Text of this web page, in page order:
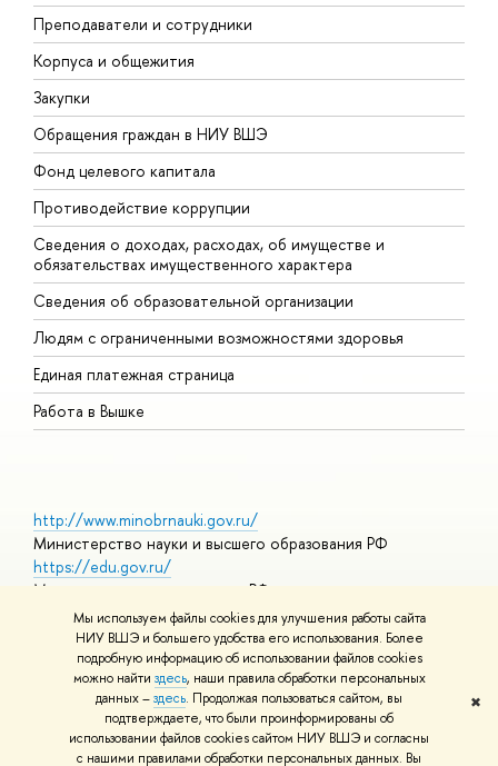
Мы используем файлы cookies для улучшения работы сайта
НИУ ВШЭ и большего удобства его использования. Более
подробную информацию об использовании файлов cookies
можно найти здесь, наши правила обработки персональных
данных –здесь. Продолжая пользоваться сайтом, вы
подтверждаете, что были проинформированы об
использовании файлов cookies сайтом НИУ ВШЭ и согласны
с нашими правилами обработки персональных данных. Вы
✖
Преподаватели и сотрудники
Корпуса и общежития
Закупки
Обращения граждан в НИУ ВШЭ
Фонд целевого капитала
Противодействие коррупции
Сведения о доходах, расходах, об имуществе и
обязательствах имущественного характера
Сведения об образовательной организации
Людям с ограниченными возможностями здоровья
Единая платежная страница
Работа в Вышке
http://www.minobrnauki.gov.ru/
Министерство науки и высшего образования РФ
https://edu.gov.ru/
Министерство просвещения РФ
https://elearning.hse.ru/mooc
Массовые открытые онлайн-курсы
© НИУ ВШЭ 1993–2026 Адреса и контактыУсловия
использования материалов Политика конфиденциальности